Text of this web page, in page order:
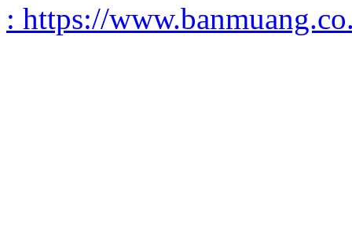
: https://